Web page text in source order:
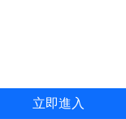
立即進入